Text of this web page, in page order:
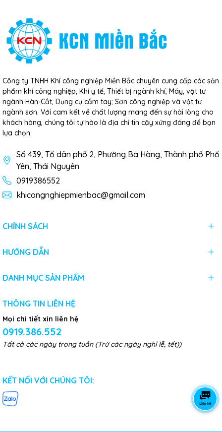
Công ty TNHH Khí công nghiệp Miền Bắc chuyên cung cấp các sản
phẩm khí công nghiệp; Khí y tế; Thiết bị ngành khí; Máy, vật tư
ngành Hàn-Cắt, Dụng cụ cầm tay; Sơn công nghiệp và vật tư
ngành sơn. Với cam kết về chất lượng mang đến sự hài lòng cho
khách hàng, chúng tôi tự hào là địa chỉ tin cậy xứng đáng để bạn
lựa chọn
Số 439, Tổ dân phố 2, Phường Ba Hàng, Thành phố Phổ
Yên, Thái Nguyên
0919386552
khicongnghiepmienbac@gmail.com
CHÍNH SÁCH
HƯỚNG DẪN
DANH MỤC SẢN PHẨM
THÔNG TIN LIÊN HỆ
Mọi chi tiết xin liên hệ
0919.386.552
Tất cả các ngày trong tuần (Trừ các ngày nghỉ lễ, tết))
KẾT NỐI VỚI CHÚNG TÔI: